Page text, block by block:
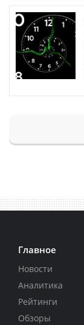
Главное
Новости
Аналитика
Рейтинги
Обзоры